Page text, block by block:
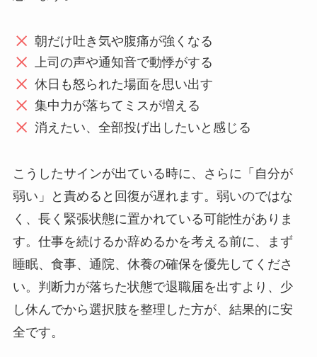
朝だけ吐き気や腹痛が強くなる
上司の声や通知音で動悸がする
休日も怒られた場面を思い出す
集中力が落ちてミスが増える
消えたい、全部投げ出したいと感じる
こうしたサインが出ている時に、さらに「自分が
弱い」と責めると回復が遅れます。弱いのではな
く、長く緊張状態に置かれている可能性がありま
す。仕事を続けるか辞めるかを考える前に、まず
睡眠、食事、通院、休養の確保を優先してくださ
い。判断力が落ちた状態で退職届を出すより、少
し休んでから選択肢を整理した方が、結果的に安
全です。